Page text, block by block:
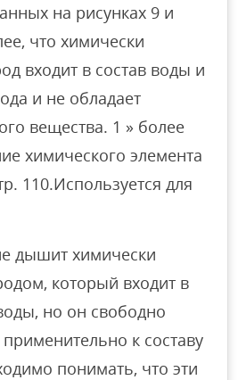
на рисунках 9 и
что химически
входит в состав воды и
и не обладает
вещества. 1 » более
химического элемента
110.Используется для
дышит химически
который входит в
но он свободно
к составу
понимать, что эти